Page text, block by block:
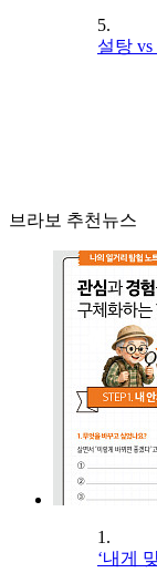
5.
설탕
브라보 추천뉴스
1.
‘내게